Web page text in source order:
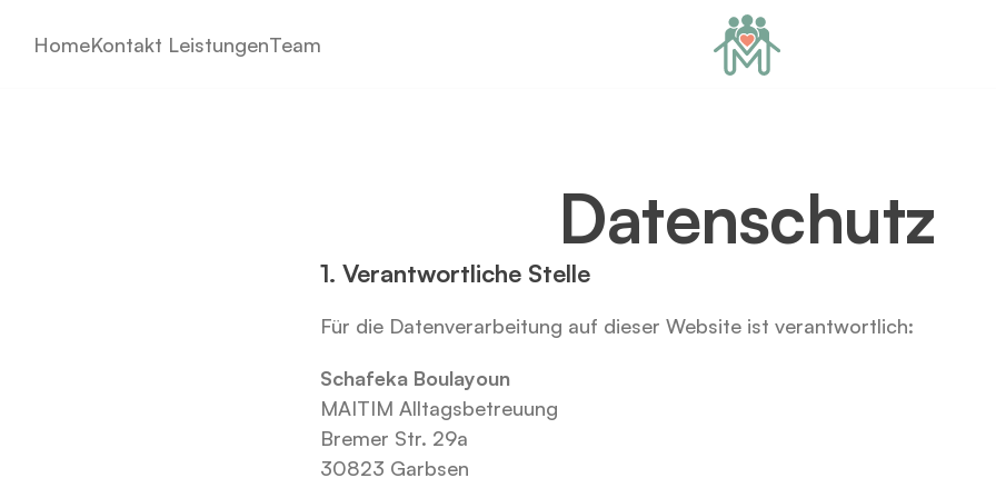
HomeKontakt LeistungenTeam
Datenschutz
1. Verantwortliche Stelle
Für die Datenverarbeitung auf dieser Website ist verantwortlich:
Schafeka Boulayoun
MAITIM Alltagsbetreuung
Bremer Str. 29a
30823 Garbsen